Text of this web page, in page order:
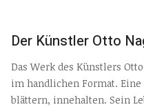
Der Künstler Otto
Das Werk des Künstlers
im handlichen Format.
blättern, innehalten. Sein